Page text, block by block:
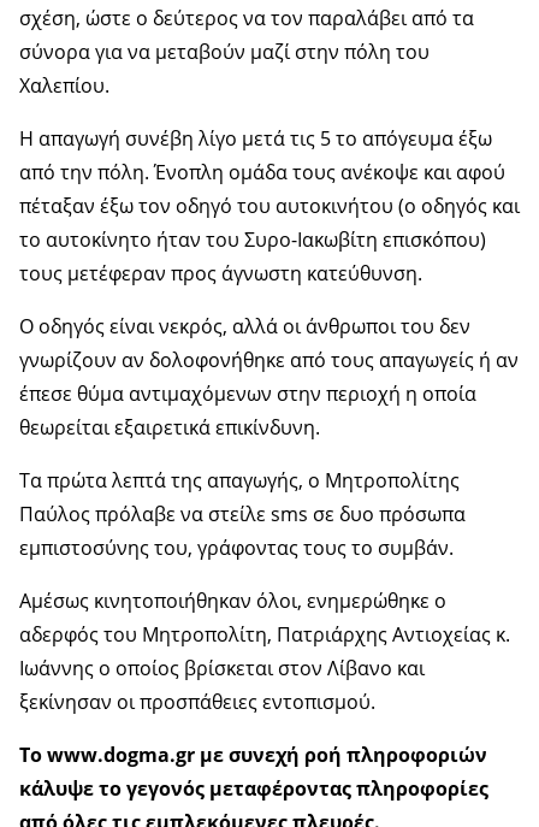
σχέση, ώστε ο δεύτερος να τον παραλάβει από τα
σύνορα για να μεταβούν μαζί στην πόλη του
Χαλεπίου.
Η απαγωγή συνέβη λίγο μετά τις 5 το απόγευμα έξω
από την πόλη. Ένοπλη ομάδα τους ανέκοψε και αφού
πέταξαν έξω τον οδηγό του αυτοκινήτου (ο οδηγός και
το αυτοκίνητο ήταν του Συρο-Ιακωβίτη επισκόπου)
τους μετέφεραν προς άγνωστη κατεύθυνση.
Ο οδηγός είναι νεκρός, αλλά οι άνθρωποι του δεν
γνωρίζουν αν δολοφονήθηκε από τους απαγωγείς ή αν
έπεσε θύμα αντιμαχόμενων στην περιοχή η οποία
θεωρείται εξαιρετικά επικίνδυνη.
Τα πρώτα λεπτά της απαγωγής, ο Μητροπολίτης
Παύλος πρόλαβε να στείλε sms σε δυο πρόσωπα
εμπιστοσύνης του, γράφοντας τους το συμβάν.
Αμέσως κινητοποιήθηκαν όλοι, ενημερώθηκε ο
αδερφός του Μητροπολίτη, Πατριάρχης Αντιοχείας κ.
Ιωάννης ο οποίος βρίσκεται στον Λίβανο και
ξεκίνησαν οι προσπάθειες εντοπισμού.
Το www.dogma.gr με συνεχή ροή πληροφοριών
κάλυψε το γεγονός μεταφέροντας πληροφορίες